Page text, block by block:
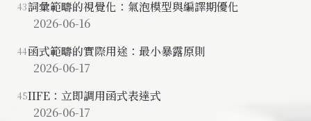
43詞彙範疇的視覺化：氣泡模型與編譯期優化
2026-06-16
44函式範疇的實際用途：最小暴露原則
2026-06-17
45IIFE：立即調用函式表達式
2026-06-17